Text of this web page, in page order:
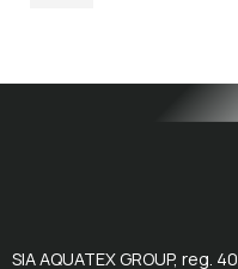
SIA AQUATEX GROUP, reg.